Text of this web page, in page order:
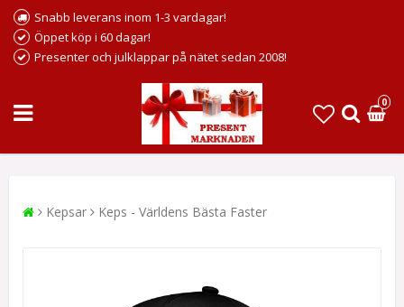
Snabb leverans inom 1-3 vardagar!
Öppet köp i 60 dagar!
Presenter och julklappar på nätet sedan 2008!
0
Kepsar Keps - Världens Bästa Faster